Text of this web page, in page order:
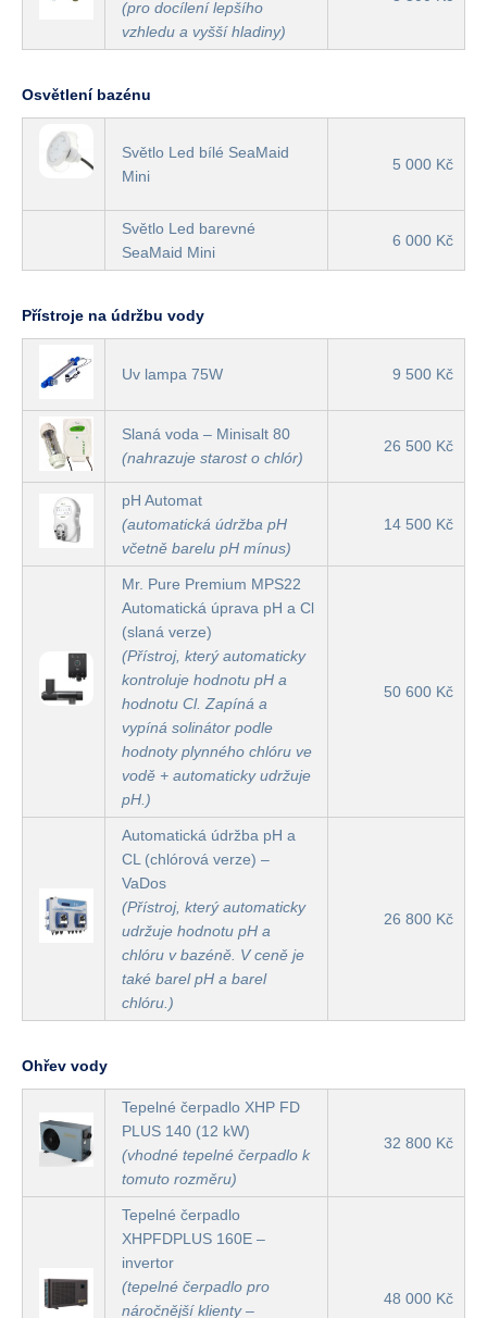
(pro docílení lepšího
vzhledu a vyšší hladiny)
Osvětlení bazénu
Světlo Led bílé SeaMaid
Mini
5 000 Kč
Světlo Led barevné
SeaMaid Mini
6 000 Kč
Přístroje na údržbu vody
Uv lampa 75W 9 500 Kč
Slaná voda – Minisalt 80
(nahrazuje starost o chlór)
26 500 Kč
pH Automat
(automatická údržba pH
včetně barelu pH mínus)
14 500 Kč
Mr. Pure Premium MPS22
Automatická úprava pH a Cl
(slaná verze)
(Přístroj, který automaticky
kontroluje hodnotu pH a
hodnotu Cl. Zapíná a
vypíná solinátor podle
hodnoty plynného chlóru ve
vodě + automaticky udržuje
pH.)
50 600 Kč
Automatická údržba pH a
CL (chlórová verze) –
VaDos
(Přístroj, který automaticky
udržuje hodnotu pH a
chlóru v bazéně. V ceně je
také barel pH a barel
chlóru.)
26 800 Kč
Ohřev vody
Tepelné čerpadlo XHP FD
PLUS 140 (12 kW)
(vhodné tepelné čerpadlo k
tomuto rozměru)
32 800 Kč
Tepelné čerpadlo
XHPFDPLUS 160E –
invertor
(tepelné čerpadlo pro
náročnější klienty –
48 000 Kč